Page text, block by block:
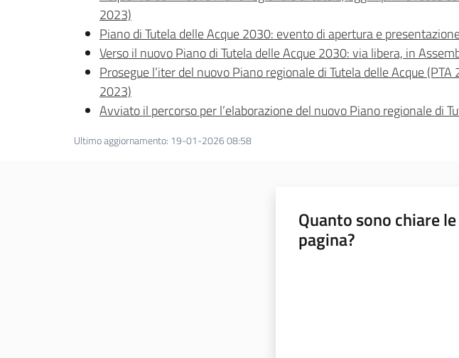
2023)
Piano di Tutela delle Acque 2030: evento di apertura e
Verso il nuovo Piano di Tutela delle Acque 2030: via libera, in
Prosegue l’iter del nuovo Piano regionale di Tutela delle Acque
2023)
Avviato il percorso per l’elaborazione del nuovo Piano regionale di
Ultimo aggiornamento: 19-01-2026 08:58
Quanto sono chiare
pagina?